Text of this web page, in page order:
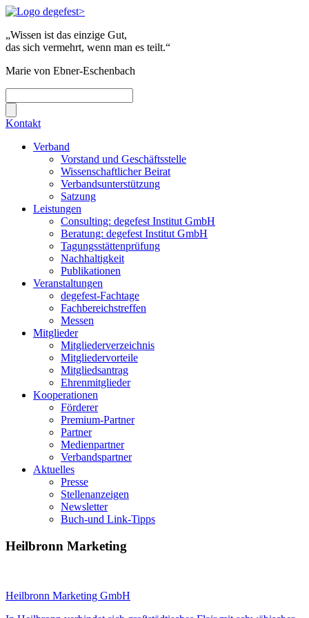
„Wissen ist das einzige Gut,
das sich vermehrt, wenn man es teilt.“
Marie von Ebner-Eschenbach
Kontakt
Verband
Vorstand und Geschäftsstelle
Wissenschaftlicher Beirat
Verbandsunterstützung
Satzung
Leistungen
Consulting: degefest Institut GmbH
Beratung: degefest Institut GmbH
Tagungsstättenprüfung
Nachhaltigkeit
Publikationen
Veranstaltungen
degefest-Fachtage
Fachbereichstreffen
Messen
Mitglieder
Mitgliederverzeichnis
Mitgliedervorteile
Mitgliedsantrag
Ehrenmitglieder
Kooperationen
Förderer
Premium-Partner
Partner
Medienpartner
Verbandspartner
Aktuelles
Presse
Stellenanzeigen
Newsletter
Buch-und Link-Tipps
Heilbronn Marketing
Heilbronn Marketing GmbH